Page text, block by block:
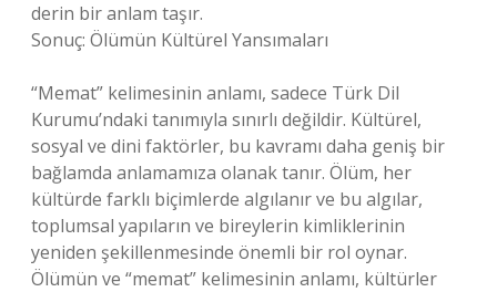
derin bir anlam taşır.
Sonuç: Ölümün Kültürel Yansımaları
“Memat” kelimesinin anlamı, sadece Türk Dil
Kurumu’ndaki tanımıyla sınırlı değildir. Kültürel,
sosyal ve dini faktörler, bu kavramı daha geniş bir
bağlamda anlamamıza olanak tanır. Ölüm, her
kültürde farklı biçimlerde algılanır ve bu algılar,
toplumsal yapıların ve bireylerin kimliklerinin
yeniden şekillenmesinde önemli bir rol oynar.
Ölümün ve “memat” kelimesinin anlamı, kültürler